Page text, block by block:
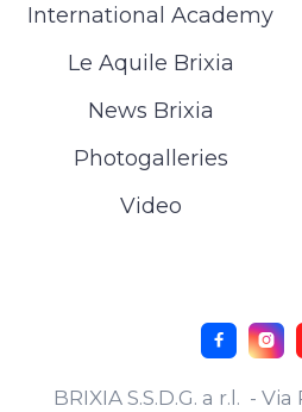
International Academy
Le Aquile Brixia
News Brixia
Photogalleries
Video
BRIXIA S.S.D.G. a r.l. -
 